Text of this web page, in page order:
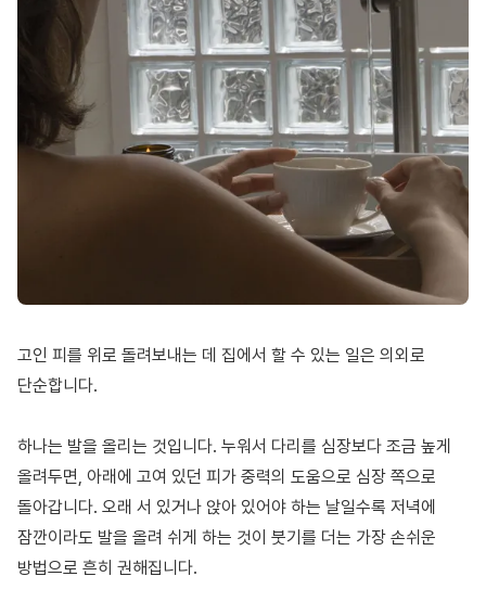
고인 피를 위로 돌려보내는 데 집에서 할 수 있는 일은 의외로
단순합니다.
하나는 발을 올리는 것입니다. 누워서 다리를 심장보다 조금 높게
올려두면, 아래에 고여 있던 피가 중력의 도움으로 심장 쪽으로
돌아갑니다. 오래 서 있거나 앉아 있어야 하는 날일수록 저녁에
잠깐이라도 발을 올려 쉬게 하는 것이 붓기를 더는 가장 손쉬운
방법으로 흔히 권해집니다.